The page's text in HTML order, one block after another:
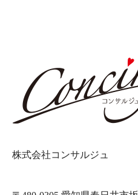
株式会社コンサルジュ